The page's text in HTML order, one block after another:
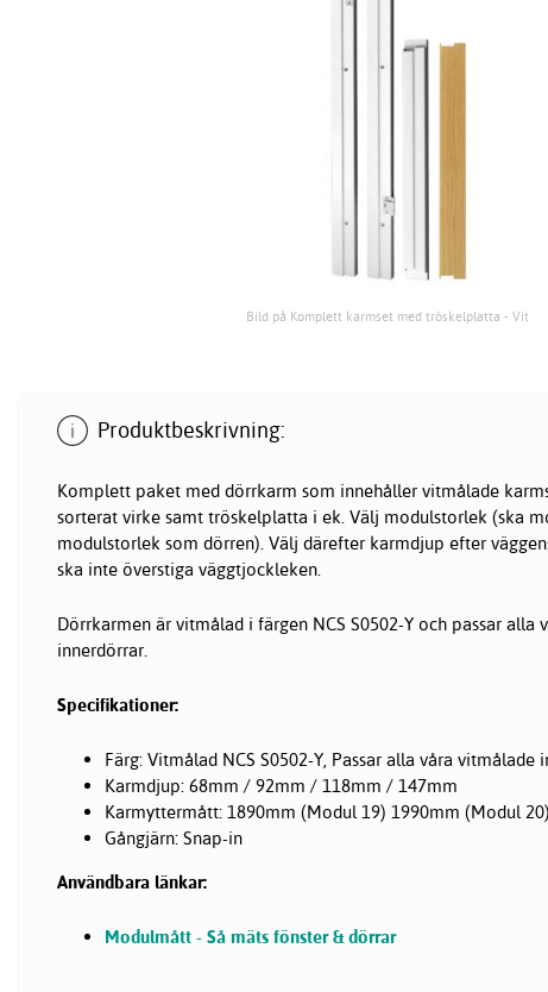
Bild på Komplett karmset med tröskelplatta - Vit
Produktbeskrivning:
Komplett paket med dörrkarm som innehåller vitmålade
sorterat virke samt tröskelplatta i ek. Välj modulstorlek (ska
modulstorlek som dörren). Välj därefter karmdjup efter
ska inte överstiga väggtjockleken.
Dörrkarmen är vitmålad i färgen NCS S0502-Y och passar alla
innerdörrar.
Specifikationer:
Färg: Vitmålad NCS S0502-Y, Passar alla våra vitmålade
Karmdjup: 68mm / 92mm / 118mm / 147mm
Karmyttermått: 1890mm (Modul 19) 1990mm (Modul
Gångjärn: Snap-in
Användbara länkar:
Modulmått - Så mäts fönster & dörrar